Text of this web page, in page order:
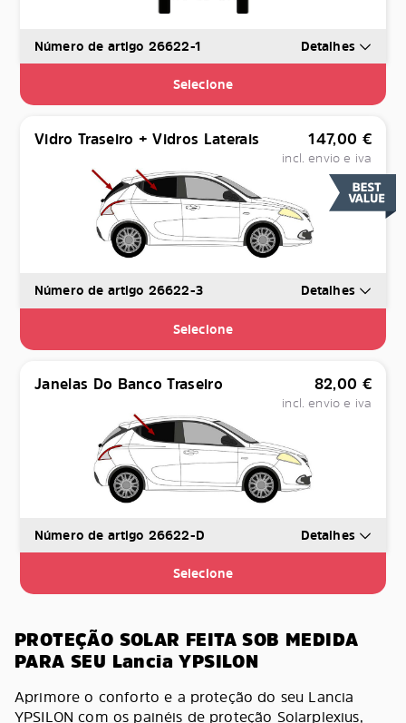
Número de artigo 26622-1 Detalhes
Selecione
Vidro Traseiro + Vidros Laterais 147,00 €
incl. envio e iva
Número de artigo 26622-3 Detalhes
Selecione
Janelas Do Banco Traseiro 82,00 €
incl. envio e iva
Número de artigo 26622-D Detalhes
Selecione
PROTEÇÃO SOLAR FEITA SOB MEDIDA
PARA SEU Lancia YPSILON
Aprimore o conforto e a proteção do seu Lancia
YPSILON com os painéis de proteção Solarplexius,